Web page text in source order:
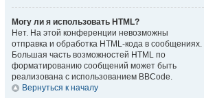
Могу ли я использовать HTML?
Нет. На этой конференции невозможны
отправка и обработка HTML-кода в сообщениях.
Большая часть возможностей HTML по
форматированию сообщений может быть
реализована с использованием BBCode.
Вернуться к началу